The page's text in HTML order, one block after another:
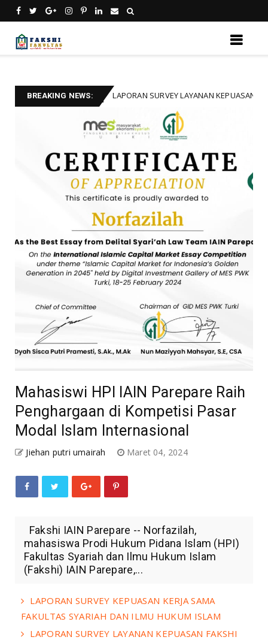
BREAKING NEWS:
Uncategorized LAPORAN SURVEY LAYANAN KEPUASAN FAKSHI
Mahasiswi HPI IAIN Parepare Raih
Penghargaan di Kompetisi Pasar
Modal Islam Internasional
Jiehan putri umairah Maret 04, 2024
Fakshi IAIN Parepare -- Norfazilah,
mahasiswa Prodi Hukum Pidana Islam (HPI)
Fakultas Syariah dan Ilmu Hukum Islam
(Fakshi) IAIN Parepare,...
LAPORAN SURVEY KEPUASAN KERJA SAMA
FAKULTAS SYARIAH DAN ILMU HUKUM ISLAM
LAPORAN SURVEY LAYANAN KEPUASAN FAKSHI